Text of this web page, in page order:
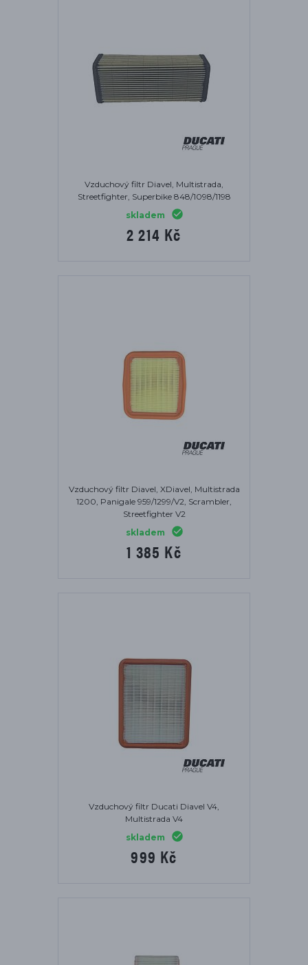
Vzduchový filtr Diavel, Multistrada,
Streetfighter, Superbike 848/1098/1198
skladem
2 214 Kč
Vzduchový filtr Diavel, XDiavel, Multistrada
1200, Panigale 959/1299/V2, Scrambler,
Streetfighter V2
skladem
1 385 Kč
Vzduchový filtr Ducati Diavel V4,
Multistrada V4
skladem
999 Kč